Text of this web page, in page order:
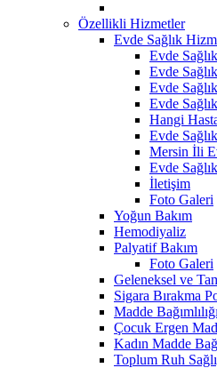
Özellikli Hizmetler
Evde Sağlık
Evde
Evde
Evde
Evde
Hangi
Evde
Mersin İli
Evde
İletişim
Foto Galeri
Yoğun Bakım
Hemodiyaliz
Palyatif Bakım
Foto Galeri
Geleneksel ve
Sigara Bırakma
Madde
Çocuk Ergen
Kadın Madde
Toplum Ruh